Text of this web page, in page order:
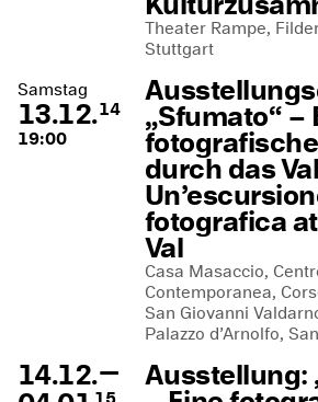
Theater Rampe,
Stuttgart
Samstag
13.12.14
19:00
„Sfumato“ –
durch das
fotografica
Val
Casa Masaccio,
Contemporanea,
San Giovanni
Palazzo d’Arnolfo,
14.12.— Ausstellung: